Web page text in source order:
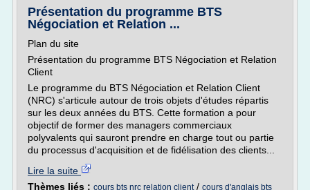
Présentation du programme BTS
Négociation et Relation ...
Plan du site
Présentation du programme BTS Négociation et Relation
Client
Le programme du BTS Négociation et Relation Client
(NRC) s'articule autour de trois objets d'études répartis
sur les deux années du BTS. Cette formation a pour
objectif de former des managers commerciaux
polyvalents qui sauront prendre en charge tout ou partie
du processus d'acquisition et de fidélisation des clients...
Lire la suite
Thèmes liés : cours bts nrc relation client/ cours d'anglais bts